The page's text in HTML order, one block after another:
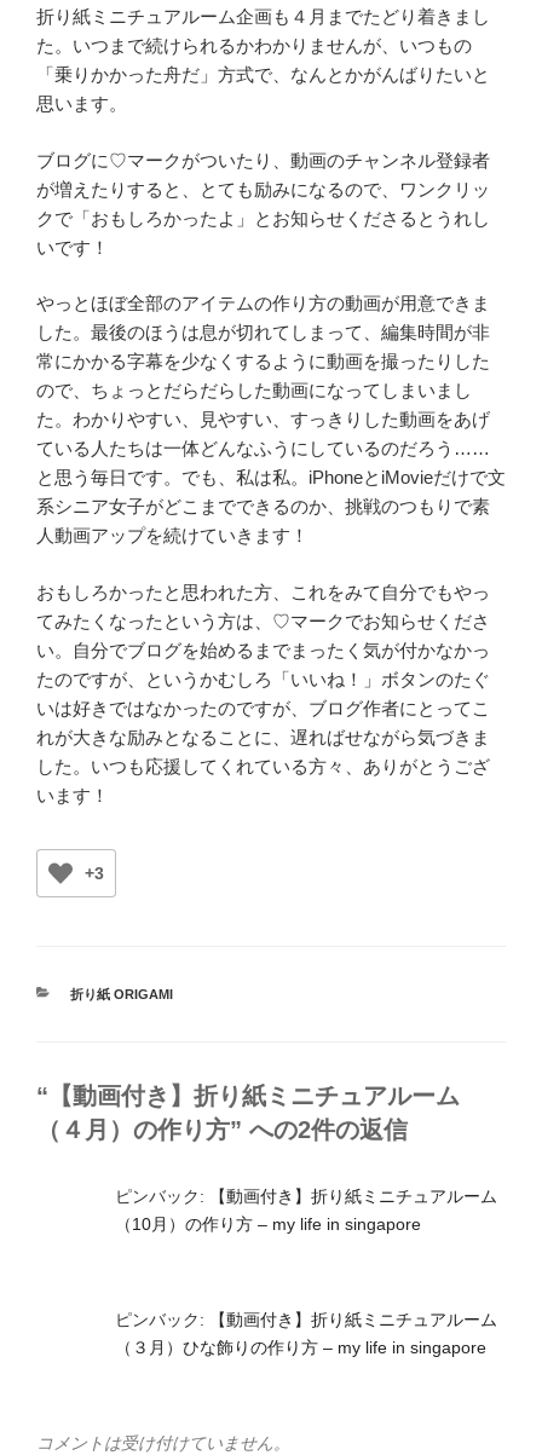
折り紙ミニチュアルーム企画も４月までたどり着きまし
た。いつまで続けられるかわかりませんが、いつもの
「乗りかかった舟だ」方式で、なんとかがんばりたいと
思います。
ブログに♡マークがついたり、動画のチャンネル登録者
が増えたりすると、とても励みになるので、ワンクリッ
クで「おもしろかったよ」とお知らせくださるとうれし
いです！
やっとほぼ全部のアイテムの作り方の動画が用意できま
した。最後のほうは息が切れてしまって、編集時間が非
常にかかる字幕を少なくするように動画を撮ったりした
ので、ちょっとだらだらした動画になってしまいまし
た。わかりやすい、見やすい、すっきりした動画をあげ
ている人たちは一体どんなふうにしているのだろう……
と思う毎日です。でも、私は私。iPhoneとiMovieだけで文
系シニア女子がどこまでできるのか、挑戦のつもりで素
人動画アップを続けていきます！
おもしろかったと思われた方、これをみて自分でもやっ
てみたくなったという方は、♡マークでお知らせくださ
い。自分でブログを始めるまでまったく気が付かなかっ
たのですが、というかむしろ「いいね！」ボタンのたぐ
いは好きではなかったのですが、ブログ作者にとってこ
れが大きな励みとなることに、遅ればせながら気づきま
した。いつも応援してくれている方々、ありがとうござ
います！
+3
カ
ー
折り紙 ORIGAMI
“【動画付き】折り紙ミニチュアルーム
（４月）の作り方” への2件の返信
ピンバック:
【動画付き】折り紙ミニチュアルーム
（10月）の作り方 – my life in singapore
ピンバック:
【動画付き】折り紙ミニチュアルーム
（３月）ひな飾りの作り方 – my life in singapore
コメントは受け付けていません。